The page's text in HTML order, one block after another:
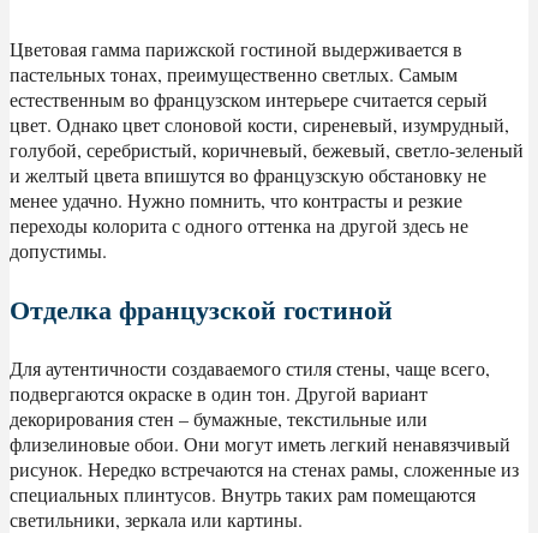
Цветовая гамма парижской гостиной выдерживается в
пастельных тонах, преимущественно светлых. Самым
естественным во французском интерьере считается серый
цвет. Однако цвет слоновой кости, сиреневый, изумрудный,
голубой, серебристый, коричневый, бежевый, светло-зеленый
и желтый цвета впишутся во французскую обстановку не
менее удачно. Нужно помнить, что контрасты и резкие
переходы колорита с одного оттенка на другой здесь не
допустимы.
Отделка французской гостиной
Для аутентичности создаваемого стиля стены, чаще всего,
подвергаются окраске в один тон. Другой вариант
декорирования стен – бумажные, текстильные или
флизелиновые обои. Они могут иметь легкий ненавязчивый
рисунок. Нередко встречаются на стенах рамы, сложенные из
специальных плинтусов. Внутрь таких рам помещаются
светильники, зеркала или картины.